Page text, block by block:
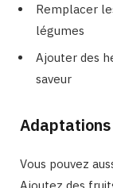
Remplacer
légumes
Ajouter des
saveur
Vous pouvez